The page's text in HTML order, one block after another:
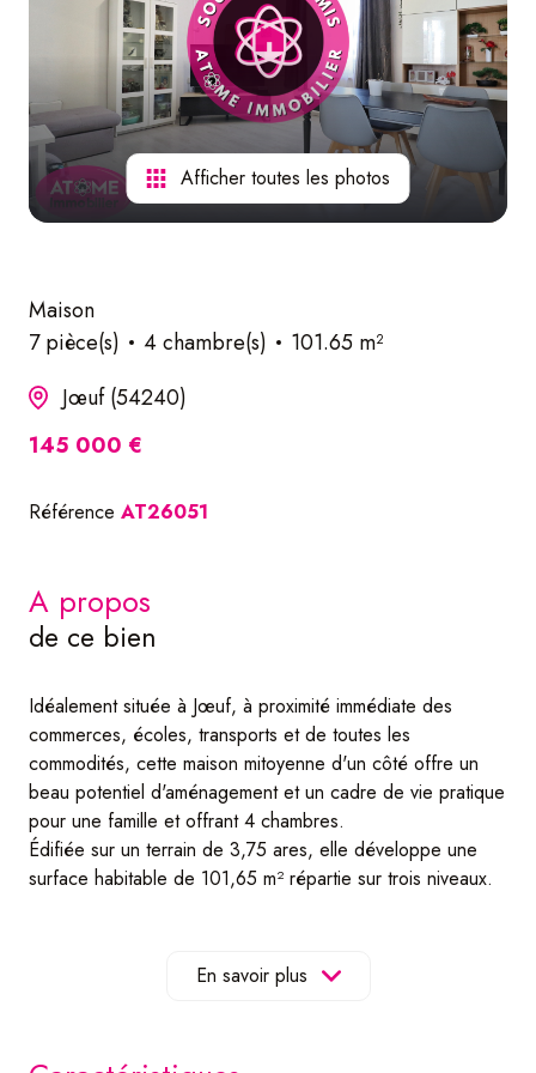
services
Afficher toutes les photos
Maison
7 pièce(s)
4 chambre(s)
101.65 m²
Jœuf (54240)
145 000 €
Référence AT26051
a propos
de ce bien
Idéalement située à Jœuf, à proximité immédiate des
commerces, écoles, transports et de toutes les
commodités, cette maison mitoyenne d'un côté offre un
beau potentiel d'aménagement et un cadre de vie pratique
pour une famille et offrant 4 chambres.
Édifiée sur un terrain de 3,75 ares, elle développe une
surface habitable de 101,65 m² répartie sur trois niveaux.
configuration qui offre la possibilité d'ouvrir les espaces
afin de créer une vaste pièce de vie traversante de plus
En savoir plus